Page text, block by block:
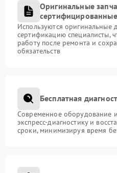
Оригинальные
Используются
сертификацию специалисты,
работу после ремонта и
обязательств
Бесплатная
Современное оборудование
экспресс-диагностику и
сроки, минимизируя время